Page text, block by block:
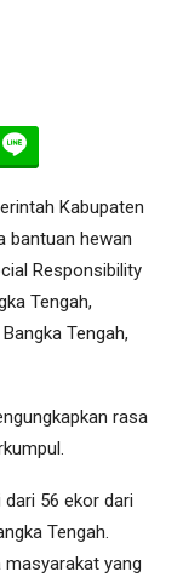
Kabupaten
bantuan hewan
Responsibility
Tengah,
Tengah,
rasa
56 ekor dari
Tengah.
masyarakat yang